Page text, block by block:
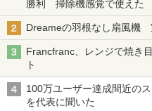
勝利 掃除機感覚で使えた
Dreameの羽根なし扇風機
Francfranc、レンジで焼き
ト
100万ユーザー達成間近の
を代表に聞いた